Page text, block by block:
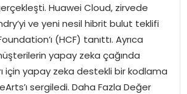
Huawei Cloud, zirvede
ve yeni nesil hibrit bulut teklifi
(HCF) tanıttı. Ayrıca
yapay zeka çağında
için yapay zeka destekli bir kodlama
sergiledi. Daha Fazla Değer